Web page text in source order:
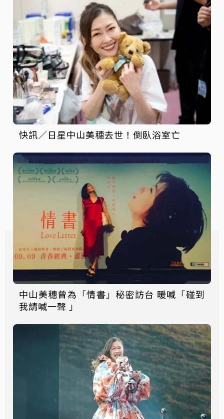
快訊／日星中山美穗去世！倒臥浴室亡
中山美穗曾為「情書」秘密訪台 暖喊「碰到
我請喊一聲 」